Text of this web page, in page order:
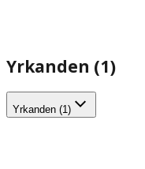
Yrkanden (1)
Yrkanden (1)